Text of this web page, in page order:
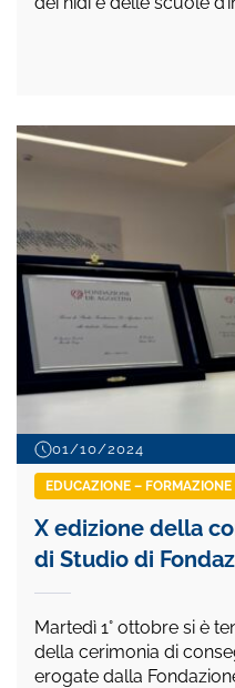
01/10/2024
EDUCAZIONE – FORMAZIONE
X edizione della
di Studio di
Martedì 1° ottobre si è
della cerimonia di
erogate dalla